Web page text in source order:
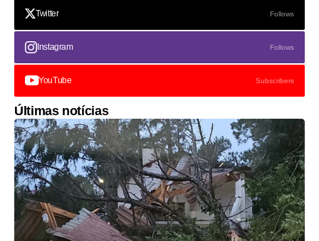
Twitter Follows
Instagram Follows
YouTube Subscribers
Últimas notícias